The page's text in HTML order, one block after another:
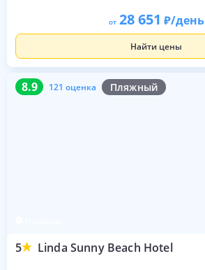
от 28 651 /день
Найти цены
8.9 121 оценка Пляжный
5 Linda Sunny Beach Hotel
8.9 121 оценка